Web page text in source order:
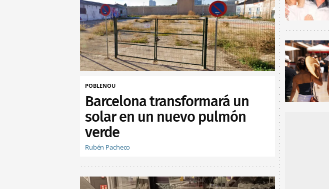
POBLENOU
Barcelona transformará un
solar en un nuevo pulmón
verde
Rubén Pacheco